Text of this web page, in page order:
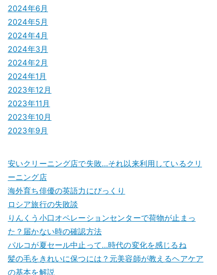
2024年6月
2024年5月
2024年4月
2024年3月
2024年2月
2024年1月
2023年12月
2023年11月
2023年10月
2023年9月
安いクリーニング店で失敗…それ以来利用しているクリ
ーニング店
海外育ち俳優の英語力にびっくり
ロシア旅行の失敗談
りんくう小口オペレーションセンターで荷物が止まっ
た？届かない時の確認方法
パルコが夏セール中止って…時代の変化を感じるね
髪の毛をきれいに保つには？元美容師が教えるヘアケア
の基本を解説